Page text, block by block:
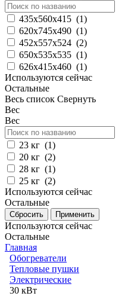
435х560х415 (1)
620х745х490 (1)
452х557x524 (2)
650x535x535 (1)
626x415x460 (1)
Используются сейчас
Остальные
Весь список Свернуть
Вес
Вес
23 кг (1)
20 кг (2)
28 кг (1)
25 кг (2)
Используются сейчас
Остальные
Используются сейчас
Остальные
Главная
Обогреватели
Тепловые пушки
Электрические
30 кВт